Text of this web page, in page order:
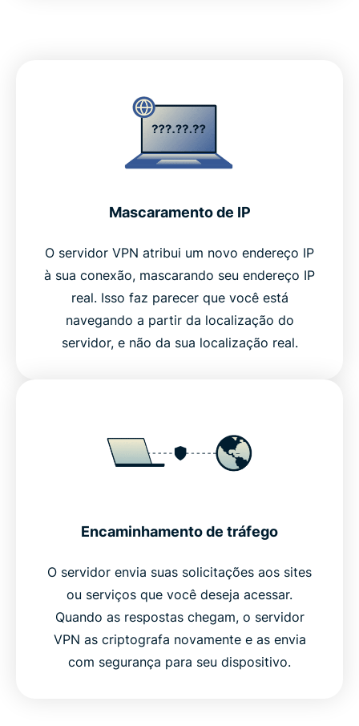
Mascaramento de IP
O servidor VPN atribui um novo endereço IP
à sua conexão, mascarando seu endereço IP
real. Isso faz parecer que você está
navegando a partir da localização do
servidor, e não da sua localização real.
Encaminhamento de tráfego
O servidor envia suas solicitações aos sites
ou serviços que você deseja acessar.
Quando as respostas chegam, o servidor
VPN as criptografa novamente e as envia
com segurança para seu dispositivo.